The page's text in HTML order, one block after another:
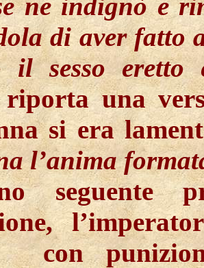
di aver fatto
il sesso eretto
una
si era
l’anima
seguente
con